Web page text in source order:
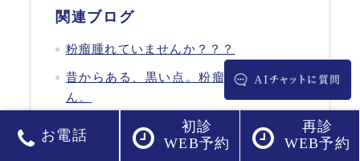
関連ブログ
粉瘤腫れていませんか？？？
昔からある、黒い点。粉瘤かもしれませ
ん。
頭の粉瘤も簡単にとれます
目頭の粉瘤を除去しました
お電話
初診
WEB予約
再診
WEB予約